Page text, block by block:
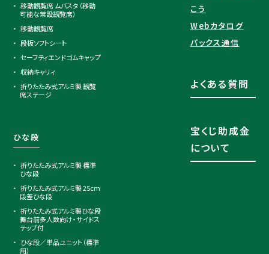
移動観覧席 ムバスタ（移動
可能な常設観覧席）
移動観覧席
段板ソフトシート
セーフティエンドゴムキャップ
収納キャリィ
折りたたみ式アルミ製 観覧
席ステージ
ひな段
折りたたみ式アルミ製 標準
ひな段
折りたたみ式アルミ製 25cm
段差ひな段
折りたたみ式アルミ製ひな段
舞台前多人数向け・サイドス
テップ付
ひな段／単品ユニット（標準
用）
こう
Webカタログ
パックス通信
よくある質問
宝くじ助成金
について